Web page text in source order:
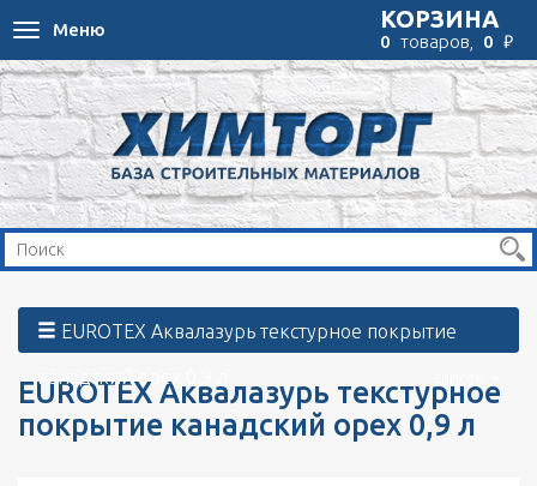
Toggle
navigation
Меню КОРЗИНА
0 товаров, 0 ₽
канадский орех 0,9 л
EUROTEX Аквалазурь текстурное
покрытие канадский орех 0,9 л